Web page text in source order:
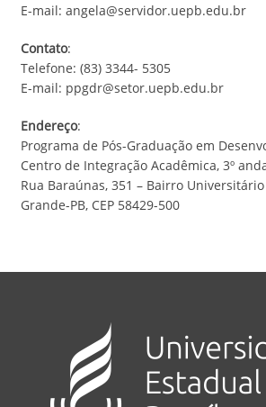
E-mail: angela@servidor.uepb.edu.br
Contato:
Telefone: (83) 3344- 5305
E-mail: ppgdr@setor.uepb.edu.br
Endereço:
Programa de Pós-Graduação em
Centro de Integração Acadêmica, 3º
Rua Baraúnas, 351 – Bairro
Grande-PB, CEP 58429-500